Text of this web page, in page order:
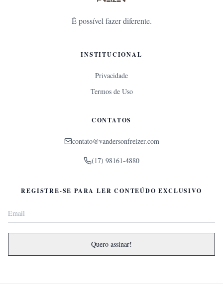
É possível fazer diferente.
INSTITUCIONAL
Privacidade
Termos de Uso
CONTATOS
contato@vandersonfreizer.com
(17) 98161-4880
REGISTRE-SE PARA LER CONTEÚDO EXCLUSIVO
Quero assinar!